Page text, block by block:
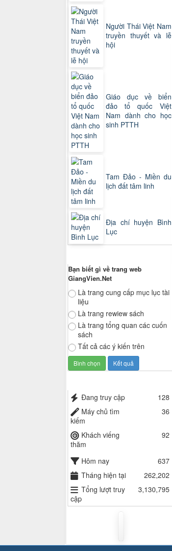
Người Thái Việt Nam
truyền thuyết và lễ
hội
Giáo dục về biển
đảo tổ quốc Việt
Nam dành cho học
sinh PTTH
Tam Đảo - Miền du
lịch đất tâm linh
Địa chí huyện Bình
Lục
Bạn biết gì về trang web
GiangVien.Net
Là trang cung cấp mục lục tài
liệu
Là trang rewiew sách
Là trang tổng quan các cuốn
sách
Tất cả các ý kiến trên
Đang truy cập
128
Máy chủ tìm
kiếm
36
Khách viếng
thăm
92
Hôm nay
637
Tháng hiện tại
262,202
Tổng lượt truy
cập
3,130,795